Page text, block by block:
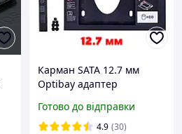
Карман SATA 12.7 мм
Optibay адаптер
другого диска 2.5" HDD та
SSD
Готово до відправки
4.9 (30)